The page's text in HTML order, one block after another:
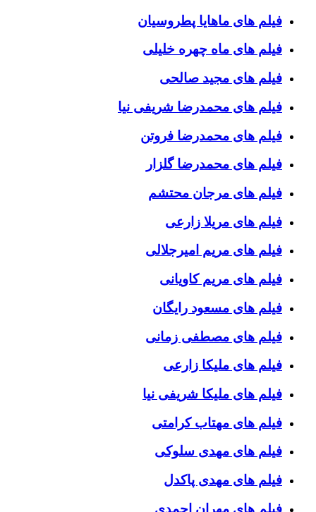
فیلم های ماهایا پطروسیان
فیلم های ماه چهره خلیلی
فیلم های مجید صالحی
فیلم های محمدرضا شریفی نیا
فیلم های محمدرضا فروتن
فیلم های محمدرضا گلزار
فیلم های مرجان محتشم
فیلم های مریلا زارعی
فیلم های مریم امیرجلالی
فیلم های مریم کاویانی
فیلم های مسعود رایگان
فیلم های مصطفی زمانی
فیلم های ملیکا زارعی
فیلم های ملیکا شریفی نیا
فیلم های مهتاب کرامتی
فیلم های مهدی سلوکی
فیلم های مهدی پاکدل
فیلم های مهران احمدی